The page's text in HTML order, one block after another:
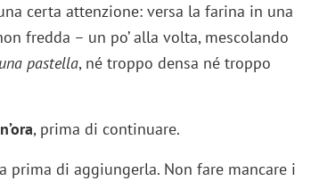
certa attenzione: versa la farina in una
fredda – un po’ alla volta, mescolando
pastella, né troppo densa né troppo
, prima di continuare.
prima di aggiungerla. Non fare mancare i